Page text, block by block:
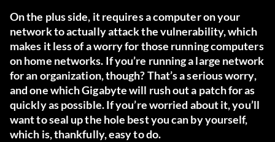
On the plus side, it requires a computer on your
network to actually attack the vulnerability, which
makes it less of a worry for those running computers
on home networks. If you’re running a large network
for an organization, though? That’s a serious worry,
and one which Gigabyte will rush out a patch for as
quickly as possible. If you’re worried about it, you’ll
want to seal up the hole best you can by yourself,
which is, thankfully, easy to do.